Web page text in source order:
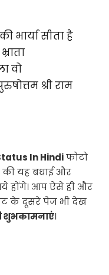
भार्या सीता है
वो
श्री राम
In Hindiफोटो
की यह बधाई और
होंगे। आप ऐसे ही और
के दूसरे पेज भी देख
शुभकामनाएं।